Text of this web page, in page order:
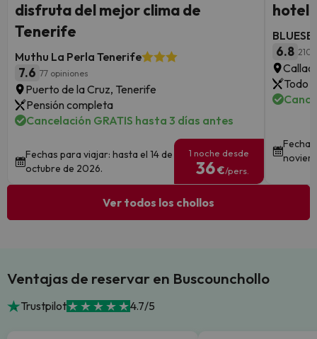
disfruta del mejor clima de
Tenerife
Muthu La Perla Tenerife
7.6 77 opiniones
Puerto de la Cruz, Tenerife
Pensión completa
Cancelación GRATIS hasta 3 días antes
Fechas para viajar: hasta el 14 de
octubre de 2026.
1 noche desde
36€/pers.
hotel
6.8 210
Todo
Ver todos los chollos
Ventajas de reservar en Buscounchollo
Trustpilot 4.7/5